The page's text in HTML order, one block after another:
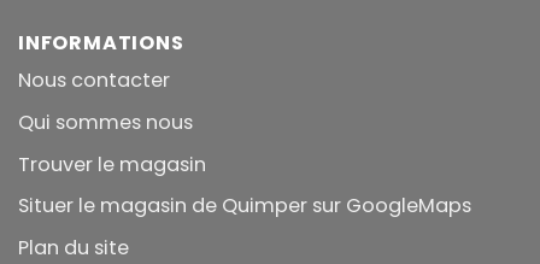
INFORMATIONS
Nous contacter
Qui sommes nous
Trouver le magasin
Situer le magasin de Quimper sur GoogleMaps
Plan du site